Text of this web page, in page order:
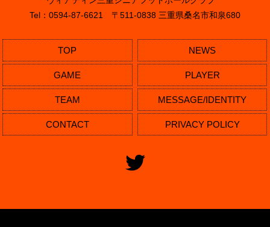
Tel：0594-87-6621 〒511-0838 三重県桑名市和泉680
TOP NEWS
GAME PLAYER
TEAM MESSAGE/IDENTITY
CONTACT PRIVACY POLICY